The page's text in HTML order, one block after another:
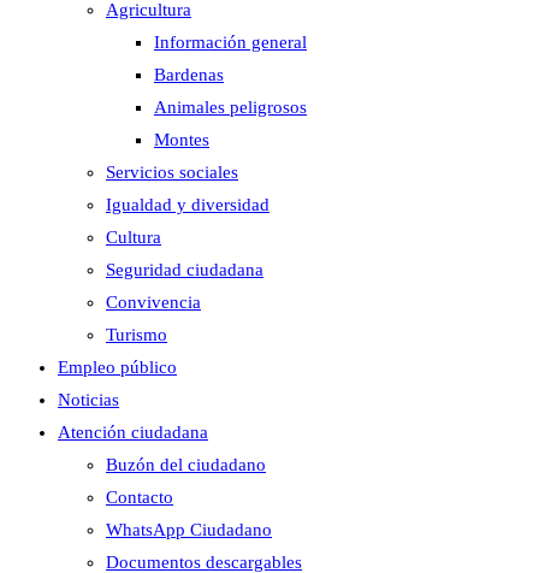
Agricultura
Información general
Bardenas
Animales peligrosos
Montes
Servicios sociales
Igualdad y diversidad
Cultura
Seguridad ciudadana
Convivencia
Turismo
Empleo público
Noticias
Atención ciudadana
Buzón del ciudadano
Contacto
WhatsApp Ciudadano
Documentos descargables